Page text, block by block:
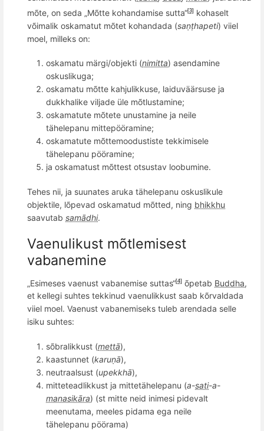
mõte, on seda „Mõtte kohandamise sutta“[3]
kohaselt
võimalik oskamatut mõtet kohandada (saṇṭhapeti) viiel
moel, milleks on:
oskamatu märgi/objekti (nimitta) asendamine
oskuslikuga;
oskamatu mõtte kahjulikkuse, laiduväärsuse ja
dukkhalike viljade üle mõtlustamine;
oskamatute mõtete unustamine ja neile
tähelepanu mittepööramine;
oskamatute mõttemoodustiste tekkimisele
tähelepanu pööramine;
ja oskamatust mõttest otsustav loobumine.
Tehes nii, ja suunates aruka tähelepanu oskuslikule
objektile, lõpevad oskamatud mõtted, ning bhikkhu
saavutab samādhi.
Vaenulikust mõtlemisest
vabanemine
„Esimeses vaenust vabanemise suttas“[4] õpetab Buddha,
et kellegi suhtes tekkinud vaenulikkust saab kõrvaldada
viiel moel. Vaenust vabanemiseks tuleb arendada selle
isiku suhtes:
sõbralikkust (mettā),
kaastunnet (karuṇā),
neutraalsust (upekkhā),
mitteteadlikkust ja mittetähelepanu (a-sati-a-
manasikāra) (st mitte neid inimesi pidevalt
meenutama, meeles pidama ega neile
tähelepanu pöörama)